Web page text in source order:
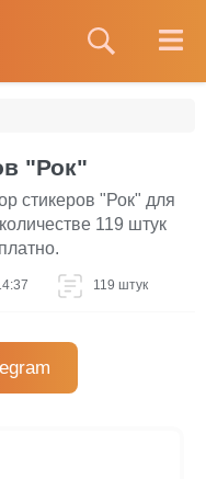
"Рок"
стикеров "Рок" для
119 штук
119 штук